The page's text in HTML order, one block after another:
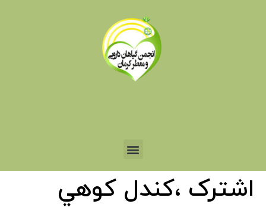
اشترک ،کندل کوهي